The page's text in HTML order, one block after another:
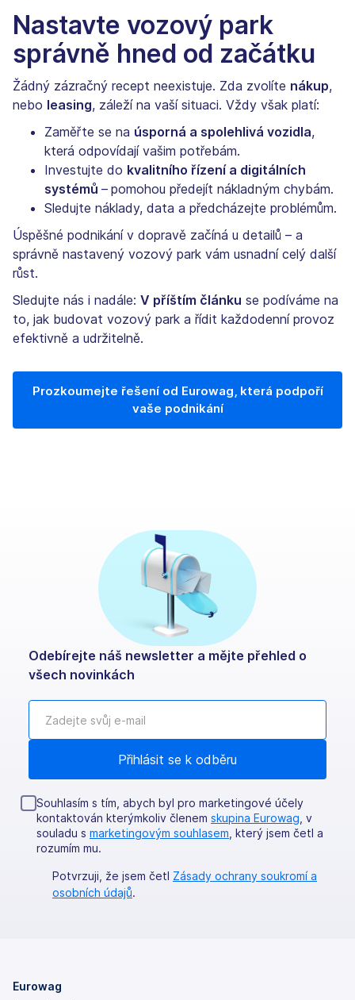
Nastavte vozový park
správně hned od začátku
Žádný zázračný recept neexistuje. Zda zvolíte nákup,
nebo leasing, záleží na vaší situaci. Vždy však platí:
Zaměřte se na úsporná a spolehlivá vozidla,
která odpovídají vašim potřebám.
Investujte do kvalitního řízení a digitálních
systémů – pomohou předejít nákladným chybám.
Sledujte náklady, data a předcházejte problémům.
Úspěšné podnikání v dopravě začíná u detailů – a
správně nastavený vozový park vám usnadní celý další
růst.
Sledujte nás i nadále: V příštím článku se podíváme na
to, jak budovat vozový park a řídit každodenní provoz
efektivně a udržitelně.
Prozkoumejte řešení od Eurowag, která podpoří
vaše podnikání
Odebírejte náš newsletter a mějte přehled o
všech novinkách
Souhlasím s tím, abych byl pro marketingové účely
kontaktován kterýmkoliv členem skupina Eurowag , v
souladu s marketingovým souhlasem , který jsem četl a
rozumím mu.
Potvrzuji, že jsem četl Zásady ochrany soukromí a
osobních údajů.
Eurowag